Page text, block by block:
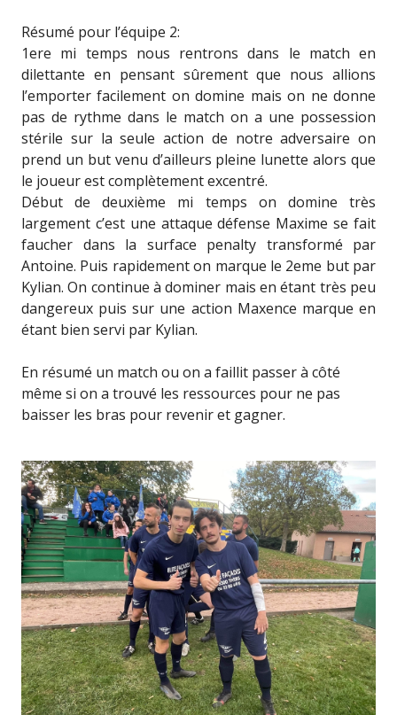
Résumé pour l’équipe 2:
1ere mi temps nous rentrons dans le match en
dilettante en pensant sûrement que nous allions
l’emporter facilement on domine mais on ne donne
pas de rythme dans le match on a une possession
stérile sur la seule action de notre adversaire on
prend un but venu d’ailleurs pleine lunette alors que
le joueur est complètement excentré.
Début de deuxième mi temps on domine très
largement c’est une attaque défense Maxime se fait
faucher dans la surface penalty transformé par
Antoine. Puis rapidement on marque le 2eme but par
Kylian. On continue à dominer mais en étant très peu
dangereux puis sur une action Maxence marque en
étant bien servi par Kylian.
En résumé un match ou on a faillit passer à côté
même si on a trouvé les ressources pour ne pas
baisser les bras pour revenir et gagner.